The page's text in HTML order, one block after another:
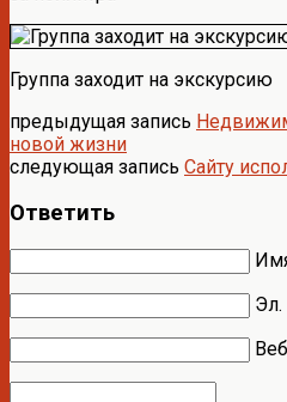
Группа заходит на экскурсию
предыдущая запись
новой жизни
следующая запись Сайту
Ответить
Эл.